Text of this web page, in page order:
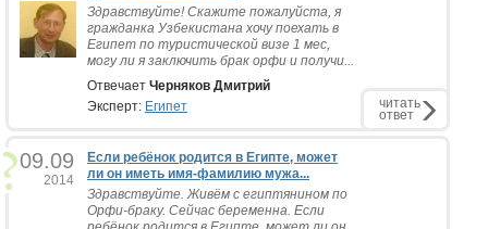
Здравствуйте! Скажите пожалуйста, я
гражданка Узбекистана хочу поехать в
Египет по туристической визе 1 мес,
могу ли я заключить брак орфи и получи...
Отвечает Черняков Дмитрий
Эксперт: Египет читать
ответ
09.09
2014
Если ребёнок родится в Египте, может
ли он иметь имя-фамилию мужа...
Здравствуйте. Живём с египтянином по
Орфи-браку. Сейчас беременна. Если